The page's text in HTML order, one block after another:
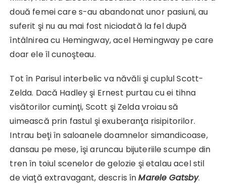
două femei care s-au abandonat unor pasiuni, au
suferit şi nu au mai fost niciodată la fel după
întâlnirea cu Hemingway, acel Hemingway pe care
doar ele îl cunoşteau.
Tot în Parisul interbelic va năvăli şi cuplul Scott-
Zelda. Dacă Hadley şi Ernest purtau cu ei tihna
visătorilor cuminţi, Scott şi Zelda vroiau să
uimească prin fastul şi exuberanţa risipitorilor.
Intrau beţi în saloanele doamnelor simandicoase,
dansau pe mese, îşi aruncau bijuteriile scumpe din
tren în toiul scenelor de gelozie şi etalau acel stil
de viaţă extravagant, descris înMarele Gatsby.